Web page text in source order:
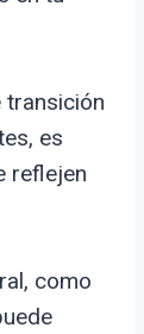
transición
es
reflejen
como